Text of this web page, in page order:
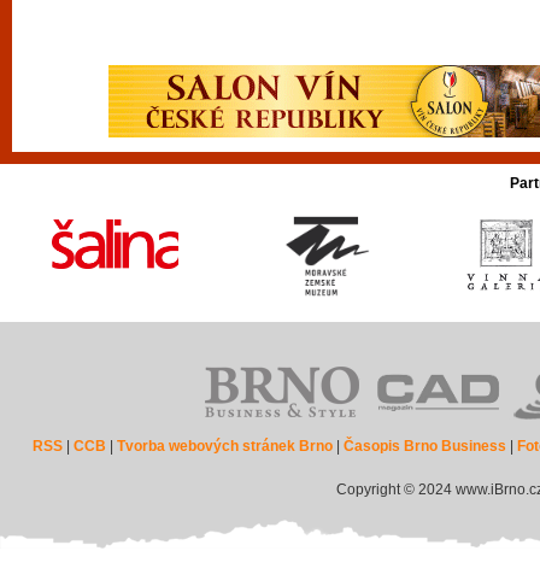
RSS |CCB |Tvorba webových stránek Brno |Časopis Brno Business
Copyright © 2024